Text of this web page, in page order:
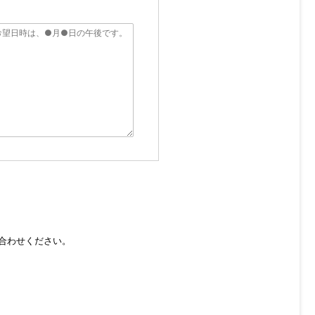
せください。